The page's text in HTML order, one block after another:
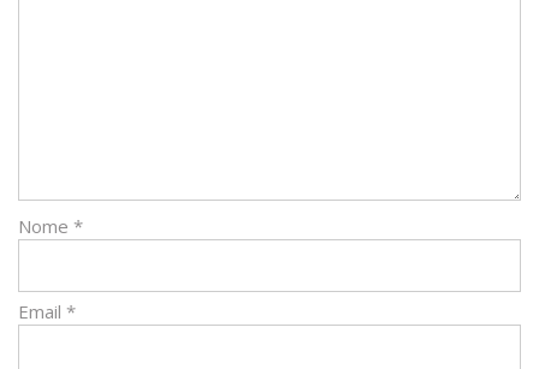
Nome *
Email *